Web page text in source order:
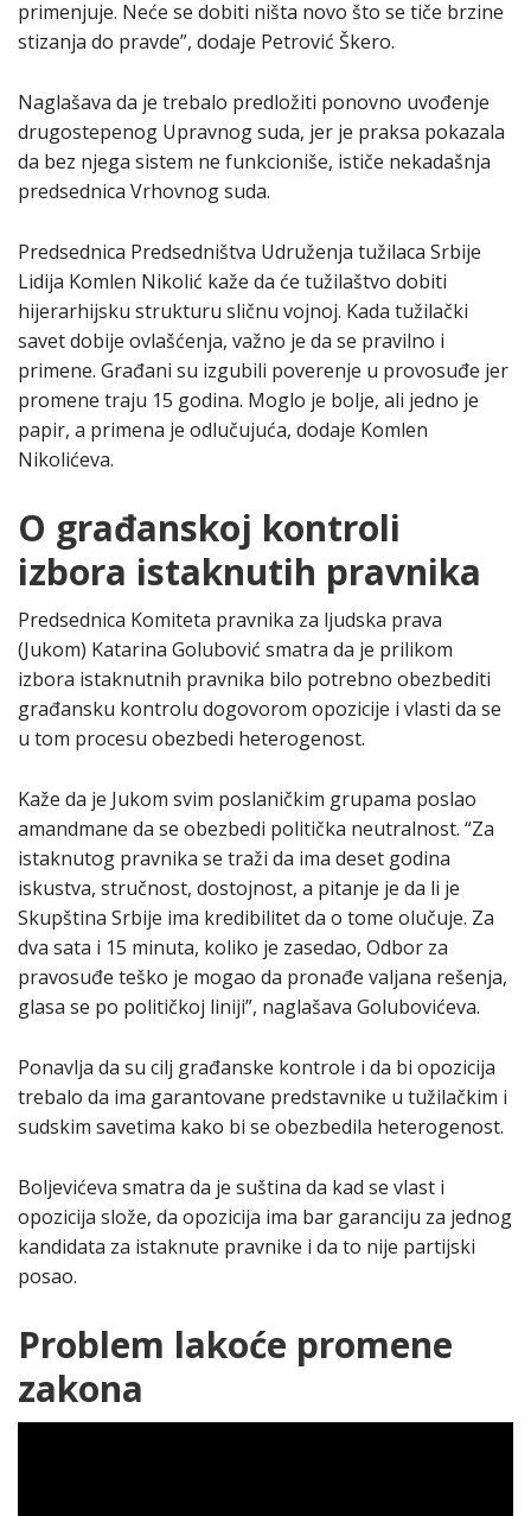
primenjuje. Neće se dobiti ništa novo što se tiče brzine
stizanja do pravde”, dodaje Petrović Škero.
Naglašava da je trebalo predložiti ponovno uvođenje
drugostepenog Upravnog suda, jer je praksa pokazala
da bez njega sistem ne funkcioniše, ističe nekadašnja
predsednica Vrhovnog suda.
Predsednica Predsedništva Udruženja tužilaca Srbije
Lidija Komlen Nikolić kaže da će tužilaštvo dobiti
hijerarhijsku strukturu sličnu vojnoj. Kada tužilački
savet dobije ovlašćenja, važno je da se pravilno i
primene. Građani su izgubili poverenje u provosuđe jer
promene traju 15 godina. Moglo je bolje, ali jedno je
papir, a primena je odlučujuća, dodaje Komlen
Nikolićeva.
O građanskoj kontroli
izbora istaknutih pravnika
Predsednica Komiteta pravnika za ljudska prava
(Jukom) Katarina Golubović smatra da je prilikom
izbora istaknutnih pravnika bilo potrebno obezbediti
građansku kontrolu dogovorom opozicije i vlasti da se
u tom procesu obezbedi heterogenost.
Kaže da je Jukom svim poslaničkim grupama poslao
amandmane da se obezbedi politička neutralnost. “Za
istaknutog pravnika se traži da ima deset godina
iskustva, stručnost, dostojnost, a pitanje je da li je
Skupština Srbije ima kredibilitet da o tome olučuje. Za
dva sata i 15 minuta, koliko je zasedao, Odbor za
pravosuđe teško je mogao da pronađe valjana rešenja,
glasa se po političkoj liniji”, naglašava Golubovićeva.
Ponavlja da su cilj građanske kontrole i da bi opozicija
trebalo da ima garantovane predstavnike u tužilačkim i
sudskim savetima kako bi se obezbedila heterogenost.
Boljevićeva smatra da je suština da kad se vlast i
opozicija slože, da opozicija ima bar garanciju za jednog
kandidata za istaknute pravnike i da to nije partijski
posao.
Problem lakoće promene
zakona